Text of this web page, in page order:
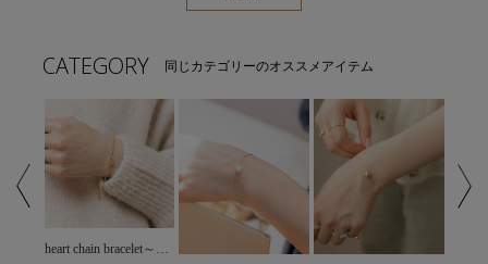
CATEGORY 同じカテゴリーのオススメアイテム
heart chain bracelet～ﾊｰﾄﾁｪｰﾝﾌﾞﾚｽﾚｯﾄ